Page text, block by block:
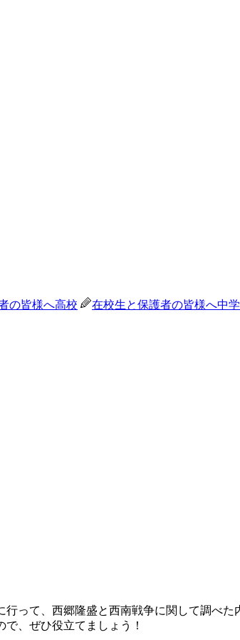
の皆様へ高校 在校生と保護者の皆様へ中学
って、西郷隆盛と西南戦争に関して調べた
、ぜひ役立てましょう！